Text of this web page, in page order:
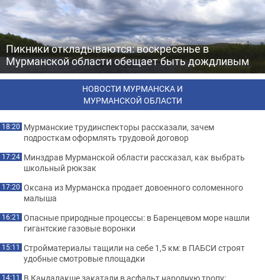
Пикники откладываются: воскресенье в
Мурманской области обещает быть дождливым
НОВОСТИ МУРМАНСКА И
МУРМАНСКОЙ ОБЛАСТИ
18:20 Мурманские трудинспекторы рассказали, зачем
подросткам оформлять трудовой договор
17:24 Минздрав Мурманской области рассказал, как выбрать
школьный рюкзак
17:20 Оксана из Мурманска продает довоенного соломенного
малыша
16:21 Опасные природные процессы: в Баренцевом море нашли
гигантские газовые воронки
15:11 Стройматериалы тащили на себе 1,5 км: в ПАБСИ строят
удобные смотровые площадки
14:11